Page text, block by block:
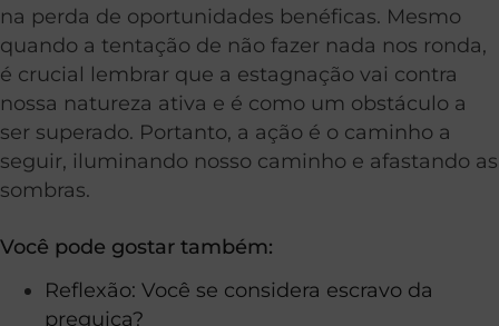
na perda de oportunidades benéficas. Mesmo
quando a tentação de não fazer nada nos ronda,
é crucial lembrar que a estagnação vai contra
nossa natureza ativa e é como um obstáculo a
ser superado. Portanto, a ação é o caminho a
seguir, iluminando nosso caminho e afastando as
sombras.
Você pode gostar também:
Reflexão: Você se considera escravo da
preguiça?